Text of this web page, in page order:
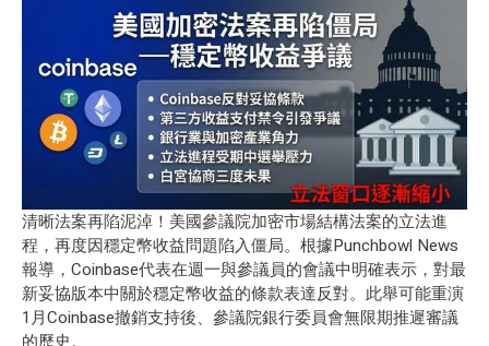
清晰法案再陷泥淖！美國參議院加密市場結構法案的立法進
程，再度因穩定幣收益問題陷入僵局。根據Punchbowl News
報導 ，Coinbase代表在週一與參議員的會議中明確表示，對最
新妥協版本中關於穩定幣收益的條款表達反對。此舉可能重演
1月Coinbase撤銷支持後、參議院銀行委員會無限期推遲審議